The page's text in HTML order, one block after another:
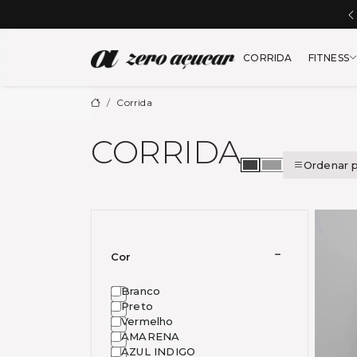
Zero
CORRIDA FITNESS
Corrida
CORRIDA Ordenar
Cor
Branco
Preto
Vermelho
AMARENA
AZUL INDIGO